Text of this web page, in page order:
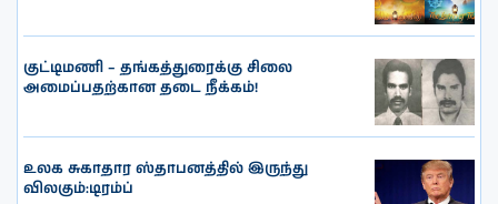
குட்டிமணி – தங்கத்துரைக்கு சிலை
அமைப்பதற்கான தடை நீக்கம்!
உலக சுகாதார ஸ்தாபனத்தில் இருந்து
விலகும்:டிரம்ப்